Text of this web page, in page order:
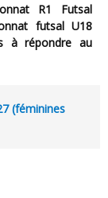
futsal U18
à répondre au